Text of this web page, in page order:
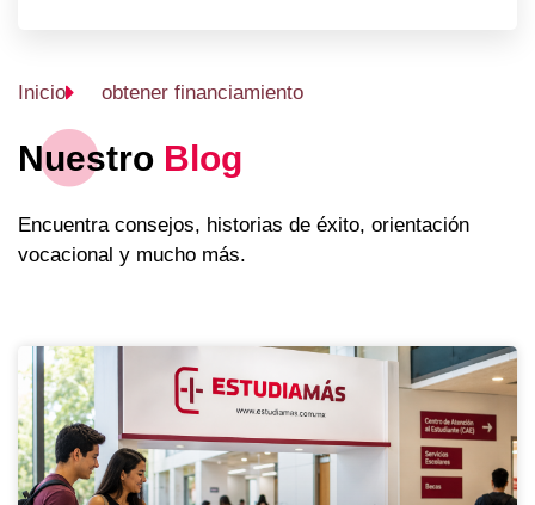
Inicio obtener financiamiento
Nuestro Blog
Encuentra consejos, historias de éxito, orientación
vocacional y mucho más.